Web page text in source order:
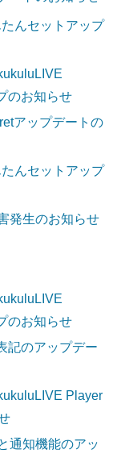
んセットアップ
のお知らせ
アップデートの
んセットアップ
発生のお知らせ
のお知らせ
記のアップデー
Player
通知機能のアッ